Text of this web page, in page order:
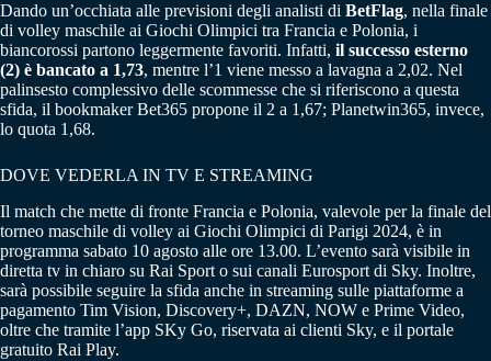
Dando un’occhiata alle previsioni degli analisti di BetFlag, nella finale
di volley maschile ai Giochi Olimpici tra Francia e Polonia, i
biancorossi partono leggermente favoriti. Infatti, il successo esterno
(2) è bancato a 1,73, mentre l’1 viene messo a lavagna a 2,02. Nel
palinsesto complessivo delle scommesse che si riferiscono a questa
sfida, il bookmaker Bet365 propone il 2 a 1,67; Planetwin365, invece,
lo quota 1,68.
DOVE VEDERLA IN TV E STREAMING
Il match che mette di fronte Francia e Polonia, valevole per la finale del
torneo maschile di volley ai Giochi Olimpici di Parigi 2024, è in
programma sabato 10 agosto alle ore 13.00. L’evento sarà visibile in
diretta tv in chiaro su Rai Sport o sui canali Eurosport di Sky. Inoltre,
sarà possibile seguire la sfida anche in streaming sulle piattaforme a
pagamento Tim Vision, Discovery+, DAZN, NOW e Prime Video,
oltre che tramite l’app SKy Go, riservata ai clienti Sky, e il portale
gratuito Rai Play.